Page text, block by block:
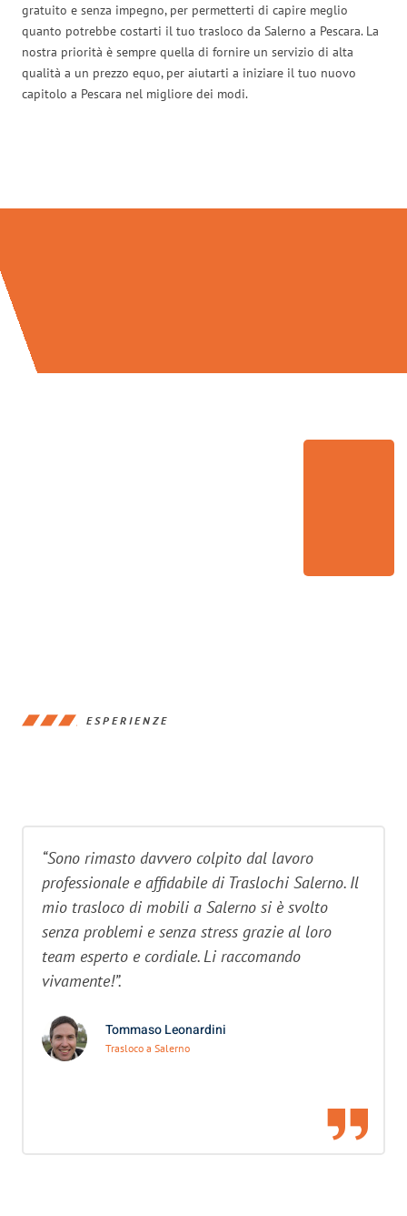
gratuito e senza impegno, per permetterti di capire meglio
quanto potrebbe costarti il tuo trasloco da Salerno a Pescara. La
nostra priorità è sempre quella di fornire un servizio di alta
qualità a un prezzo equo, per aiutarti a iniziare il tuo nuovo
capitolo a Pescara nel migliore dei modi.
ESPERIENZE
“Sono rimasto davvero colpito dal lavoro
professionale e affidabile di Traslochi Salerno. Il
mio trasloco di mobili a Salerno si è svolto
senza problemi e senza stress grazie al loro
team esperto e cordiale. Li raccomando
vivamente!”.
Tommaso Leonardini
Trasloco a Salerno